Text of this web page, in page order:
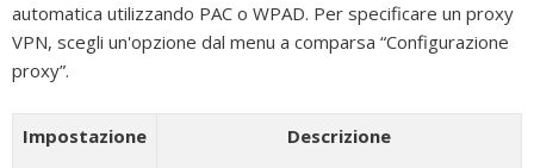
automatica utilizzando PAC o WPAD. Per specificare un proxy
VPN, scegli un'opzione dal menu a comparsa “Configurazione
proxy”.
Impostazione Descrizione